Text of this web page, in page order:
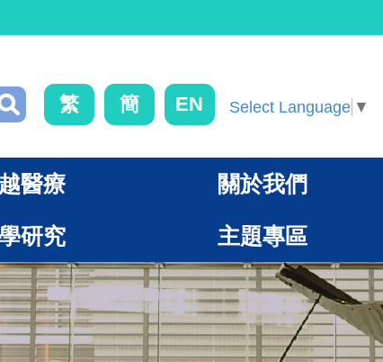
繁 簡 EN Select Language ▼
醫療 關於我們
研究 主題專區